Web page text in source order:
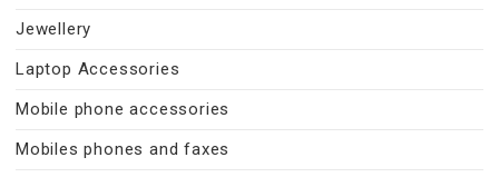
Jewellery
Laptop Accessories
Mobile phone accessories
Mobiles phones and faxes